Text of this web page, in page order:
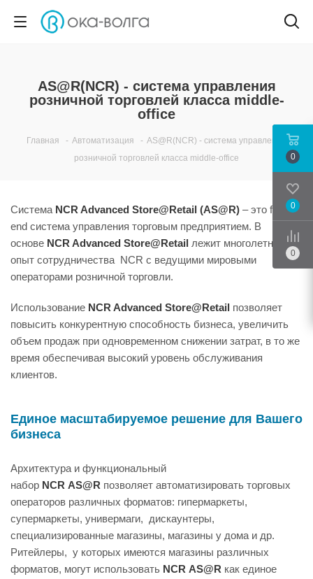
AS@R(NCR) - система управления
розничной торговлей класса middle-
office
Главная - Автоматизация - AS@R(NCR) - система управления
розничной торговлей класса middle-office
Система NCR Advanced Store@Retail (AS@R) – это front-
end система управления торговым предприятием. В
основе NCR Advanced Store@Retail лежит многолетний
опыт сотрудничества NCR с ведущими мировыми
операторами розничной торговли.
Использование NCR Advanced Store@Retail позволяет
повысить конкурентную способность бизнеса, увеличить
объем продаж при одновременном снижении затрат, в то же
время обеспечивая высокий уровень обслуживания
клиентов.
Единое масштабируемое решение для Вашего
бизнеса
Архитектура и функциональный
набор NCR AS@R позволяет автоматизировать торговых
операторов различных форматов: гипермаркеты,
супермаркеты, универмаги, дискаунтеры,
специализированные магазины, магазины у дома и др.
Ритейлеры, у которых имеются магазины различных
форматов, могут использовать NCR AS@R как единое
0
0
0